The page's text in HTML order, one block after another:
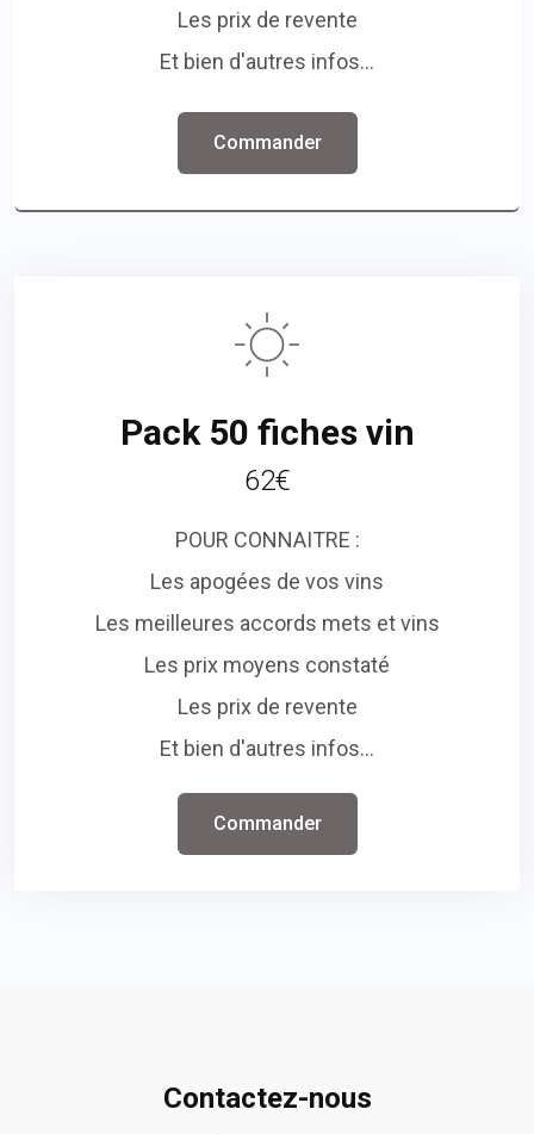
Les prix de revente
Et bien d'autres infos...
Commander
Pack 50 fiches vin
62€
POUR CONNAITRE :
Les apogées de vos vins
Les meilleures accords mets et vins
Les prix moyens constaté
Les prix de revente
Et bien d'autres infos...
Commander
Contactez-nous